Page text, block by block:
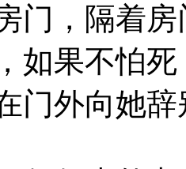
门，隔着
如果不怕
门外向她辞